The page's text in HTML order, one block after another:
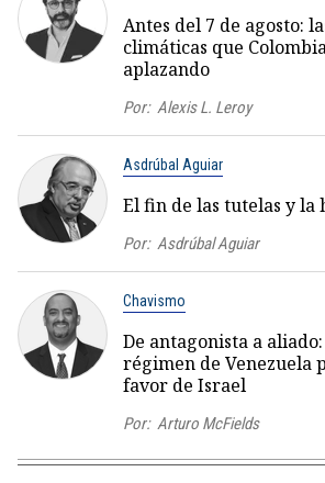
Antes del 7 de agosto:
climáticas que
aplazando
Por: Alexis L. Leroy
Asdrúbal Aguiar
El fin de las tutelas y la
Por: Asdrúbal Aguiar
Chavismo
De antagonista a
régimen de Venezuela
favor de Israel
Por: Arturo McFields